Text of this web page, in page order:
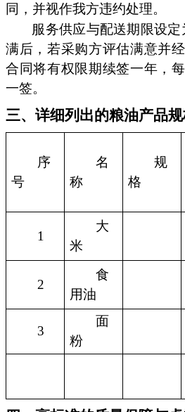
同，并视作我方违约处理。
服务供应与配送期限设
满后，若采购方评估满意并
合同将有权限期续签一年，
一签。
三、详细列出的粮油产品
序
号
名
称
规
格
1
大
米
2
食
用油
3
面
粉